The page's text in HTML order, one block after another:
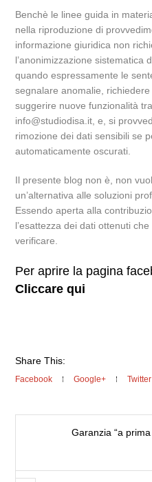
Benchè le linee guida in
nella riproduzione di
informazione giuridica non
l’anonimizzazione sistematica
quando espressamente le
segnalare anomalie,
suggerire nuove funzionalità
info@studiodisa.it, e, si
rimozione dei dati sensibili se
automaticamente oscurati.
Il presente blog non è, non
un’alternativa alle soluzioni
Essendo aperta alla
l’esattezza dei dati ottenuti
verificare.
Per aprire la pagina
Cliccare qui
Share This:
Facebook Google+ Twitter
Garanzia “a